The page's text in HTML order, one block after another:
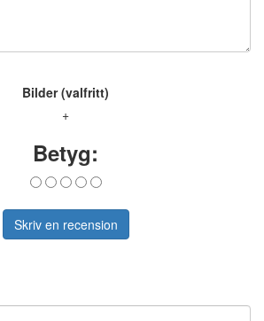
Bilder (valfritt)
+
Betyg:
Skriv en recension